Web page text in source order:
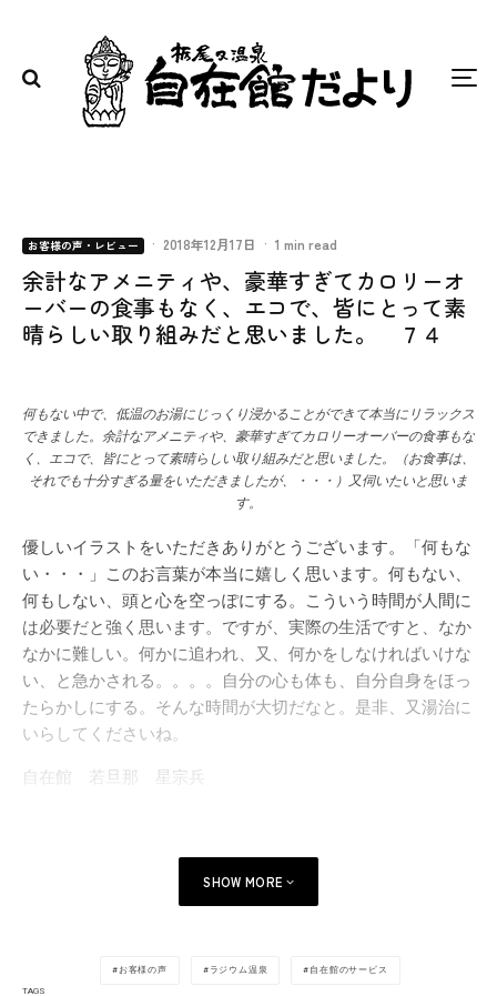
お客様の声・レビュー · 2018年12月17日 · 1 min read
余計なアメニティや、豪華すぎてカロリーオ
ーバーの食事もなく、エコで、皆にとって素
晴らしい取り組みだと思いました。 ７４
何もない中で、低温のお湯にじっくり浸かることができて本当にリラックス
できました。余計なアメニティや、豪華すぎてカロリーオーバーの食事もな
く、エコで、皆にとって素晴らしい取り組みだと思いました。（お食事は、
それでも十分すぎる量をいただきましたが、・・・）又伺いたいと思いま
す。
優しいイラストをいただきありがとうございます。「何もな
い・・・」このお言葉が本当に嬉しく思います。何もない、
何もしない、頭と心を空っぽにする。こういう時間が人間に
は必要だと強く思います。ですが、実際の生活ですと、なか
なかに難しい。何かに追われ、又、何かをしなければいけな
い、と急かされる。。。。自分の心も体も、自分自身をほっ
たらかしにする。そんな時間が大切だなと。是非、又湯治に
いらしてくださいね。
自在館 若旦那 星宗兵
SHOW MORE
TAGS
お客様の声 ラジウム温泉 自在館のサービス